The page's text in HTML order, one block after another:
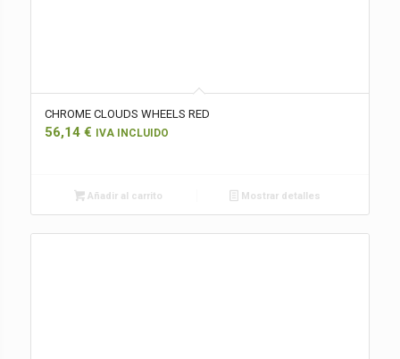
CHROME CLOUDS WHEELS RED
56,14 € IVA INCLUIDO
Añadir al carrito Mostrar detalles